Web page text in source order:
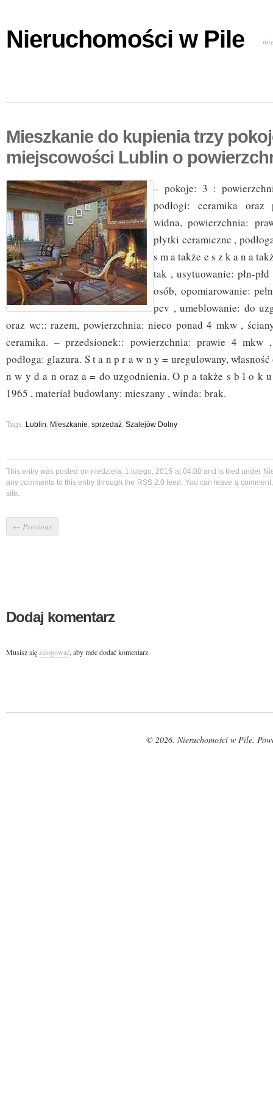
Nieruchomości w Pile
Mieszkanie do kupienia trzy
miejscowości Lublin o
– pokoje: 3 :
podłogi: ceramika
widna, powierzchnia:
płytki ceramiczne ,
s m a także e s z k a n a
tak , usytuowanie: płn-
osób, opomiarowanie:
pcv , umeblowanie: do
oraz wc:: razem, powierzchnia: nieco ponad 4 mkw ,
ceramika. – przedsionek:: powierzchnia: prawie 4 mkw
podłoga: glazura. S t a n p r a w n y = uregulowany,
n w y d a n oraz a = do uzgodnienia. O p a także s b l o k
1965 , materiał budowlany: mieszany , winda: brak.
Tags: Lublin, Mieszkanie, sprzedaż, Szalejów Dolny
This entry was posted on niedziela, 1 lutego, 2015 at 04:00 and is filed under
any comments to this entry through the RSS 2.0 feed. You can leave a comment
site.
← Previous
Dodaj komentarz
Musisz sięzalogować, aby móc dodać komentarz.
© 2026. Nieruchomości w Pile.